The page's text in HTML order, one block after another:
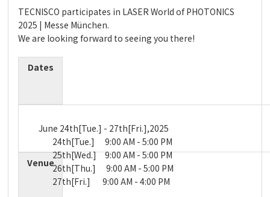
TECNISCO participates in LASER World of PHOTONICS
2025 | Messe München.
We are looking forward to seeing you there!
Dates
June 24th[Tue.] - 27th[Fri.],2025
24th[Tue.] 9:00 AM - 5:00 PM
25th[Wed.] 9:00 AM - 5:00 PM
26th[Thu.] 9:00 AM - 5:00 PM
27th[Fri.] 9:00 AM - 4:00 PM
Venue